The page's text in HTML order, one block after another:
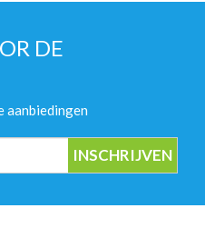
DE
aanbiedingen